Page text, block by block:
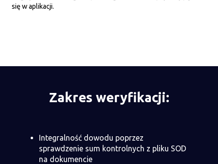
się w aplikacji.
Zakres weryfikacji:
Integralność dowodu poprzez
sprawdzenie sum kontrolnych z pliku SOD
na dokumencie